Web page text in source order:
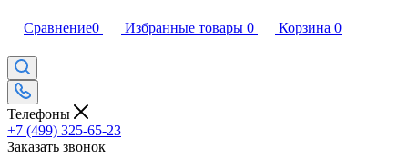
Сравнение0 Избранные товары 0 Корзина 0
Телефоны
+7 (499) 325-65-23
Заказать звонок